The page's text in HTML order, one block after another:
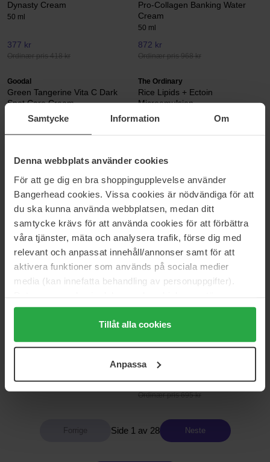
Samtycke Information Om
Denna webbplats använder cookies
För att ge dig en bra shoppingupplevelse använder
Bangerhead cookies. Vissa cookies är nödvändiga för att
du ska kunna använda webbplatsen, medan ditt
samtycke krävs för att använda cookies för att förbättra
våra tjänster, mäta och analysera trafik, förse dig med
relevant och anpassat innehåll/annonser samt för att
aktivera funktioner som används på sociala medier
media (kan innefatta behandling av personuppgifter).
Genom att trycka på "Tillåt alla cookies" accepterar du
alla cookies, medan du under "Detaljer" kan anpassa
användningen av cookies. Du kan när som helst återkalla
samt vår Integritetspolicy.
Tillåt alla cookies
Anpassa
Dynasty Cream
50 ml
377 kr
Ordinær pris 418 kr
Pro-Collagen Banking Water
Cream
50 ml
872 kr
Ordinær pris 968 kr
Goodal
Green Tangerine Vita C Dark
Spot Care Cream
339 kr
The Ordinary
Rice Lipids + Ectoin
Microemulsion
120 ml
Collagen Jelly Cream
110 ml
399 kr Ikke på lager
Truth
50 ml
856 kr
Ordinær pris 951 kr
Natural Moisturizing Factors +
HA
100 ml
MyClarins Re-Boost Hydra-
Energizing Cream
50 ml
Ordinær pris 295 kr
Azelaic Acid Suspension 10%
169 kr Ikke på lager
K Ceutic Post-Treatment
30 ml
491 kr
Ordinær pris 695 kr
Side 1 av 28 Neste